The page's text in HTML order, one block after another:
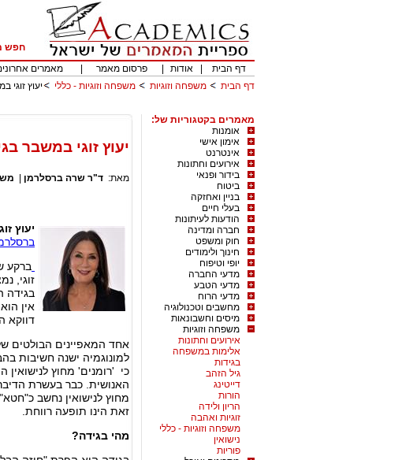
חפש
דף הבית
אודות פרסום מאמר מאמרים
דף הבית
משפחה וזוגיות משפחה וזוגיות - כללי יעוץ זוגי
מאמרים בקטגוריות של:
אומנות
אימון אישי
אינטרנט
אירועים וחתונות
בידור ופנאי
ביטוח
בניין ואחזקה
בעלי חיים
הודעות לעיתונות
חברה ומדינה
חוק ומשפט
חינוך ולימודים
יופי וטיפוח
מדעי החברה
מדעי הטבע
מדעי הרוח
מחשבים וטכנולוגיה
מיסים וחשבונאות
משפחה וזוגיות
אירועים וחתונות
אלימות במשפחה
בגידות
גיל הזהב
דייטינג
הורות
הריון ולידה
זוגיות ואהבה
משפחה וזוגיות - כללי
נישואין
פוריות
יעוץ זוגי במשבר
מאת: ד"ר שרה ברסלרמן
יעוץ
ברקע
זוגי,
בגידה
אין
דווקא
אחד המאפיינים הבולטים של
למונוגמיה ישנה חשיבות
כי 'רומנים' מחוץ לנישואין
האנושית. כבר בעשרת
מחוץ לנישואין נחשב
זאת הינו תופעה רווחת.
מהי בגידה?